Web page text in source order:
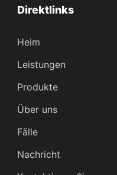
Direktlinks
Heim
Leistungen
Produkte
Über uns
Fälle
Nachricht